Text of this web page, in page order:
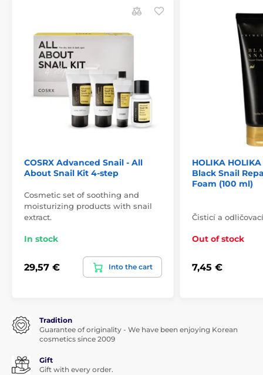
COSRX Advanced Snail - All
About Snail Kit 4-step
Cosmetic set of soothing and
moisturizing products with snail
extract.
In stock
29,57 € Into the cart
HOLIKA
Black Snail
Foam (100 ml)
Čisticí a
Out of stock
7,45 €
Tradition
Guarantee of originality - We have been enjoying Korean
cosmetics since 2009
Gift
Gift with every order.